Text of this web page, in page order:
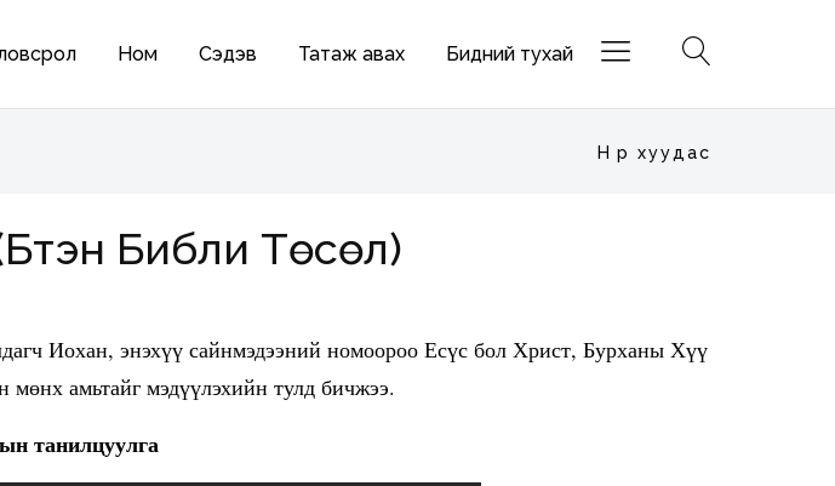
Ном Сэдэв Татаж авах Бидний тухай
Нүүр хуудас
Библи Төсөл)
Иохан, энэхүү сайнмэдээний номоороо Есүс бол Христ, Бурханы Хүү
мөнх амьтайг мэдүүлэхийн тулд бичжээ.
танилцуулга